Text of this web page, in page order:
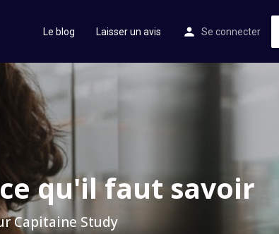
Le blog Laisser un avis Se connecter
qu'il faut savoir
Capitaine Study